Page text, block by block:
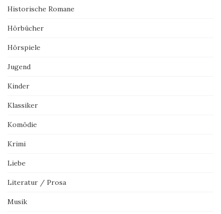
Historische Romane
Hörbücher
Hörspiele
Jugend
Kinder
Klassiker
Komödie
Krimi
Liebe
Literatur / Prosa
Musik